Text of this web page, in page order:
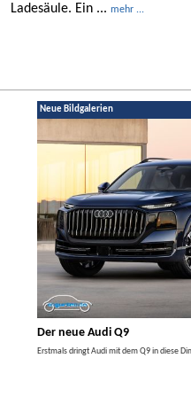
Ladesäule. Ein ... mehr ...
Neue Bildgalerien
Der neue Audi Q9
Erstmals dringt Audi mit dem Q9 in diese